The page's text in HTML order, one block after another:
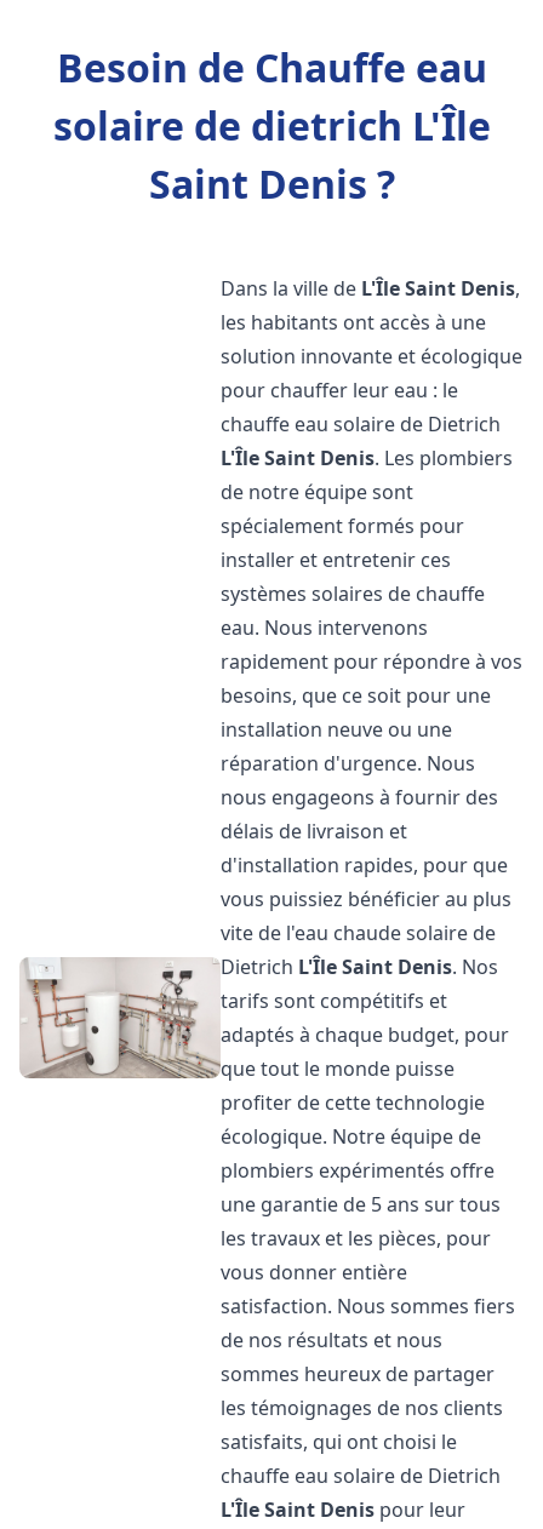
Besoin de Chauffe eau
solaire de dietrich L'Île
Saint Denis ?
Dans la ville de L'Île Saint Denis,
les habitants ont accès à une
solution innovante et écologique
pour chauffer leur eau : le
chauffe eau solaire de Dietrich
L'Île Saint Denis. Les plombiers
de notre équipe sont
spécialement formés pour
installer et entretenir ces
systèmes solaires de chauffe
eau. Nous intervenons
rapidement pour répondre à vos
besoins, que ce soit pour une
installation neuve ou une
réparation d'urgence. Nous
nous engageons à fournir des
délais de livraison et
d'installation rapides, pour que
vous puissiez bénéficier au plus
vite de l'eau chaude solaire de
Dietrich L'Île Saint Denis. Nos
tarifs sont compétitifs et
adaptés à chaque budget, pour
que tout le monde puisse
profiter de cette technologie
écologique. Notre équipe de
plombiers expérimentés offre
une garantie de 5 ans sur tous
les travaux et les pièces, pour
vous donner entière
satisfaction. Nous sommes fiers
de nos résultats et nous
sommes heureux de partager
les témoignages de nos clients
satisfaits, qui ont choisi le
chauffe eau solaire de Dietrich
L'Île Saint Denis pour leur